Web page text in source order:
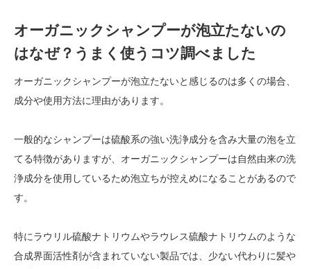
オーガニックシャンプーが泡立たないの
はなぜ？うまく使うコツ調べました
オーガニックシャンプーが泡立たないと感じるのは多くの場合、
成分や使用方法に理由があります。
一般的なシャンプーは硫酸系の強い洗浄成分を含み大量の泡を立
てる特徴がありますが、オーガニックシャンプーは自然由来の洗
浄成分を使用しているため泡立ちが控えめになることがあるので
す。
特にラウリル硫酸ナトリウムやラウレス硫酸ナトリウムのような
合成界面活性剤が含まれていない製品では、少ない代わりに髪や